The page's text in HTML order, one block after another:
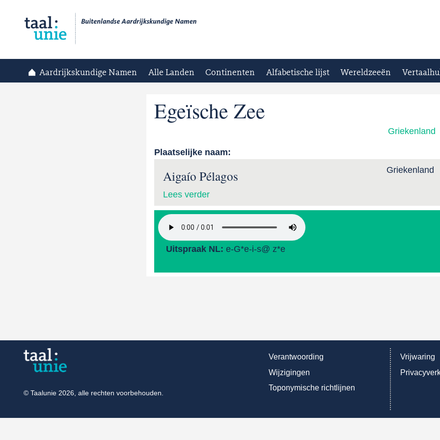
Aardrijkskundige Namen Alle Landen Continenten Alfabetische lijst Wereldzeeën
Egeïsche Zee
Griekenland
Plaatselijke naam:
Aigaío Pélagos Griekenland
Lees verder
Uitspraak NL: e-G*e-i-s@ z*e
Verantwoording
Wijzigingen
Toponymische richtlijnen
Vrijwaring
© Taalunie 2026, alle rechten voorbehouden.